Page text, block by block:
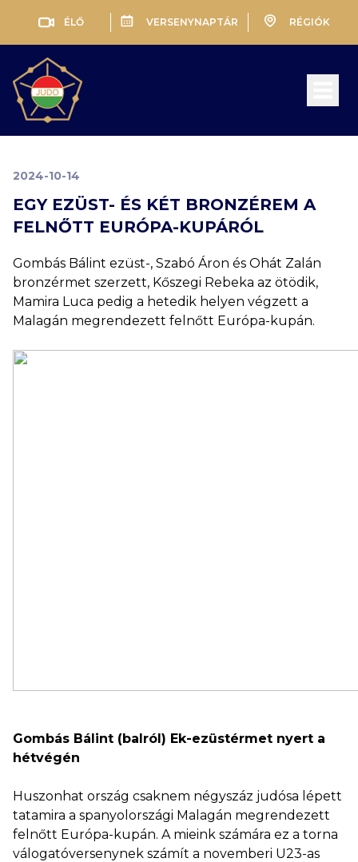
ÉLŐ VERSENYNAPTÁR RÉGIÓK
2024-10-14
EGY EZÜST- ÉS KÉT BRONZÉREM A
FELNŐTT EURÓPA-KUPÁRÓL
Gombás Bálint ezüst-, Szabó Áron és Ohát Zalán
bronzérmet szerzett, Kőszegi Rebeka az ötödik,
Mamira Luca pedig a hetedik helyen végzett a
Malagán megrendezett felnőtt Európa-kupán.
Gombás Bálint (balról) Ek-ezüstérmet nyert a
hétvégén
Huszonhat ország csaknem négyszáz judósa lépett
tatamira a spanyolországi Malagán megrendezett
felnőtt Európa-kupán. A mieink számára ez a torna
válogatóversenynek számít a novemberi U23-as